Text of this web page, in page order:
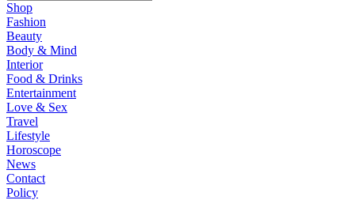
Shop
Fashion
Beauty
Body & Mind
Interior
Food & Drinks
Entertainment
Love & Sex
Travel
Lifestyle
Horoscope
News
Contact
Policy